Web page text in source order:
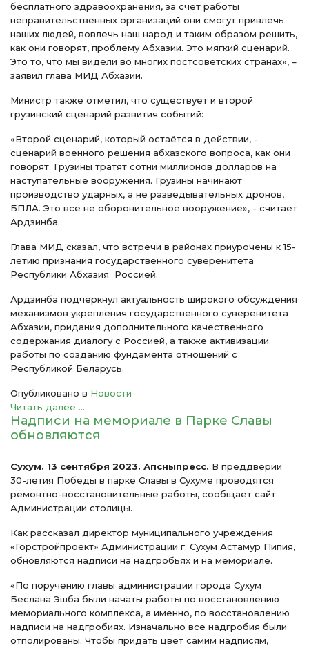
бесплатного здравоохранения, за счет работы
неправительственных организаций они смогут привлечь
наших людей, вовлечь наш народ и таким образом решить,
как они говорят, проблему Абхазии. Это мягкий сценарий.
Это то, что мы видели во многих постсоветских странах», –
заявил глава МИД Абхазии.
Министр также отметил, что существует и второй
грузинский сценарий развития событий:
«Второй сценарий, который остаётся в действии, -
сценарий военного решения абхазского вопроса, как они
говорят. Грузины тратят сотни миллионов долларов на
наступательные вооружения. Грузины начинают
производство ударных, а не разведывательных дронов,
БПЛА. Это все не оборонительное вооружение», - считает
Ардзинба.
Глава МИД сказал, что встречи в районах приурочены к 15-
летию признания государственного суверенитета
Республики Абхазия Россией.
Ардзинба подчеркнул актуальность широкого обсуждения
механизмов укрепления государственного суверенитета
Абхазии, придания дополнительного качественного
содержания диалогу с Россией, а также активизации
работы по созданию фундамента отношений с
Республикой Беларусь.
Опубликовано в Новости
Читать далее ...
Надписи на мемориале в Парке Славы
обновляются
Сухум. 13 сентября 2023. Апсныпресс. В преддверии
30-летия Победы в парке Славы в Сухуме проводятся
ремонтно-восстановительные работы, сообщает сайт
Администрации столицы.
Как рассказал директор муниципального учреждения
«Горстройпроект» Администрации г. Сухум Астамур Пипия,
обновляются надписи на надгробьях и на мемориале.
«По поручению главы администрации города Сухум
Беслана Эшба были начаты работы по восстановлению
мемориального комплекса, а именно, по восстановлению
надписи на надгробиях. Изначально все надгробия были
отполированы. Чтобы придать цвет самим надписям,